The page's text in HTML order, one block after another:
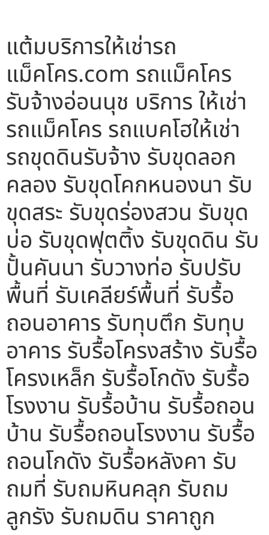
แต้มบริการให้เช่ารถ
แม็คโคร.com รถแม็คโคร
รับจ้างอ่อนนุช บริการ ให้เช่า
รถแม็คโคร รถแบคโฮให้เช่า
รถขุดดินรับจ้าง รับขุดลอก
คลอง รับขุดโคกหนองนา รับ
ขุดสระ รับขุดร่องสวน รับขุด
บ่อ รับขุดฟุตติ้ง รับขุดดิน รับ
ปั้นคันนา รับวางท่อ รับปรับ
พื้นที่ รับเคลียร์พื้นที่ รับรื้อ
ถอนอาคาร รับทุบตึก รับทุบ
อาคาร รับรื้อโครงสร้าง รับรื้อ
โครงเหล็ก รับรื้อโกดัง รับรื้อ
โรงงาน รับรื้อบ้าน รับรื้อถอน
บ้าน รับรื้อถอนโรงงาน รับรื้อ
ถอนโกดัง รับรื้อหลังคา รับ
ถมที่ รับถมหินคลุก รับถม
ลูกรัง รับถมดิน ราคาถูก